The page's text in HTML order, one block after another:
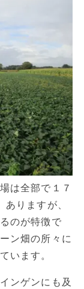
は全部で１７
りますが、
のが特徴で
ン畑の所々に
います。
ンゲンにも及